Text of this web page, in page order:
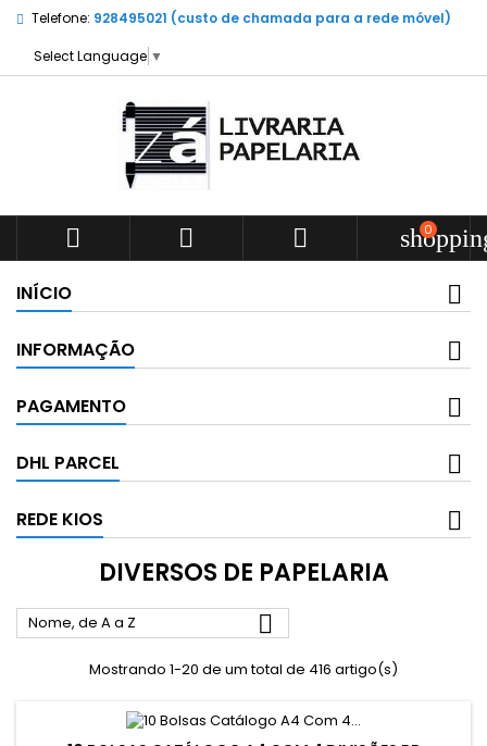
Telefone: 928495021 (custo de chamada para a rede móvel)
Select Language ▼
   0
INÍCIO
INFORMAÇÃO
PAGAMENTO
DHL PARCEL
REDE KIOS
DIVERSOS DE PAPELARIA
Nome, de A a Z 
Mostrando 1-20 de um total de 416 artigo(s)